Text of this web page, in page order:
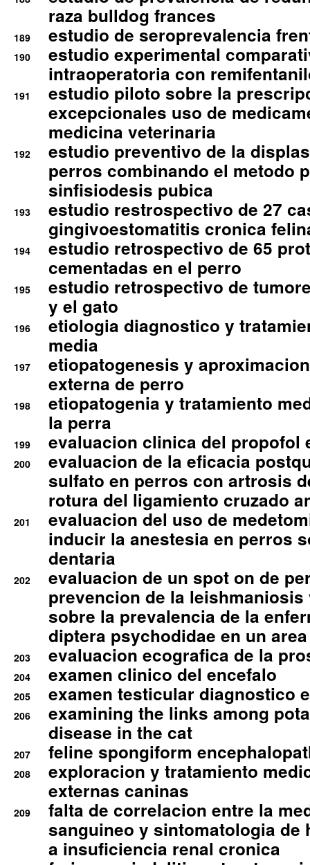
raza bulldog frances
189 estudio de seroprevalencia
190
estudio experimental
intraoperatoria con
191
estudio piloto sobre la
excepcionales uso de
medicina veterinaria
192
estudio preventivo de la
perros combinando el metodo
sinfisiodesis pubica
193
estudio restrospectivo de 27
gingivoestomatitis cronica
194
estudio retrospectivo de 65
cementadas en el perro
195
estudio retrospectivo de
y el gato
196
etiologia diagnostico y
media
197
etiopatogenesis y
externa de perro
198
etiopatogenia y tratamiento
la perra
199 evaluacion clinica del propofol
200
evaluacion de la eficacia
sulfato en perros con artrosis
rotura del ligamiento cruzado
201
evaluacion del uso de
inducir la anestesia en perros
dentaria
202
evaluacion de un spot on de
prevencion de la
sobre la prevalencia de la
diptera psychodidae en un
203 evaluacion ecografica de la
204 examen clinico del encefalo
205 examen testicular diagnostico
206
examining the links among
disease in the cat
207 feline spongiform
208
exploracion y tratamiento
externas caninas
209
falta de correlacion entre la
sanguineo y sintomatologia de
a insuficiencia renal cronica